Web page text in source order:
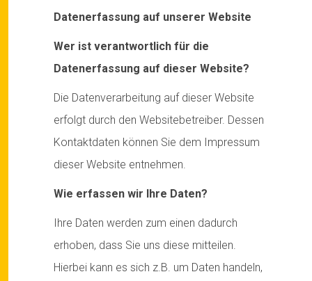
Datenerfassung auf unserer Website
Wer ist verantwortlich für die
Datenerfassung auf dieser Website?
Die Datenverarbeitung auf dieser Website
erfolgt durch den Websitebetreiber. Dessen
Kontaktdaten können Sie dem Impressum
dieser Website entnehmen.
Wie erfassen wir Ihre Daten?
Ihre Daten werden zum einen dadurch
erhoben, dass Sie uns diese mitteilen.
Hierbei kann es sich z.B. um Daten handeln,